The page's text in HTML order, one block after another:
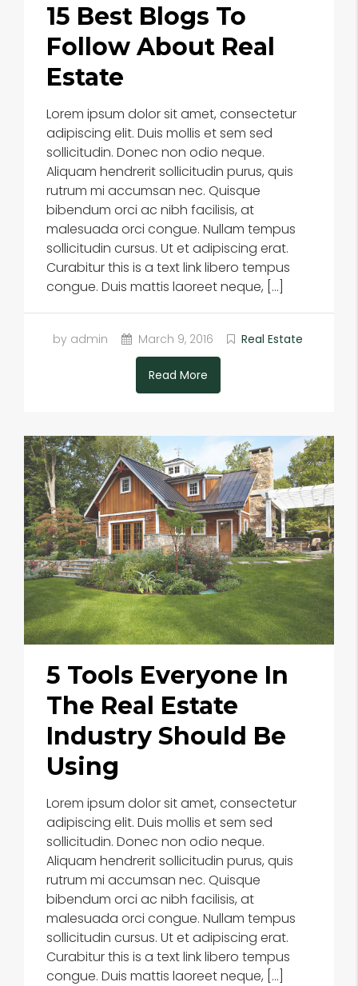
15 Best Blogs To
Follow About Real
Estate
Lorem ipsum dolor sit amet, consectetur
adipiscing elit. Duis mollis et sem sed
sollicitudin. Donec non odio neque.
Aliquam hendrerit sollicitudin purus, quis
rutrum mi accumsan nec. Quisque
bibendum orci ac nibh facilisis, at
malesuada orci congue. Nullam tempus
sollicitudin cursus. Ut et adipiscing erat.
Curabitur this is a text link libero tempus
congue. Duis mattis laoreet neque, […]
by admin March 9, 2016 Real Estate
Read More
5 Tools Everyone In
The Real Estate
Industry Should Be
Using
Lorem ipsum dolor sit amet, consectetur
adipiscing elit. Duis mollis et sem sed
sollicitudin. Donec non odio neque.
Aliquam hendrerit sollicitudin purus, quis
rutrum mi accumsan nec. Quisque
bibendum orci ac nibh facilisis, at
malesuada orci congue. Nullam tempus
sollicitudin cursus. Ut et adipiscing erat.
Curabitur this is a text link libero tempus
congue. Duis mattis laoreet neque, […]